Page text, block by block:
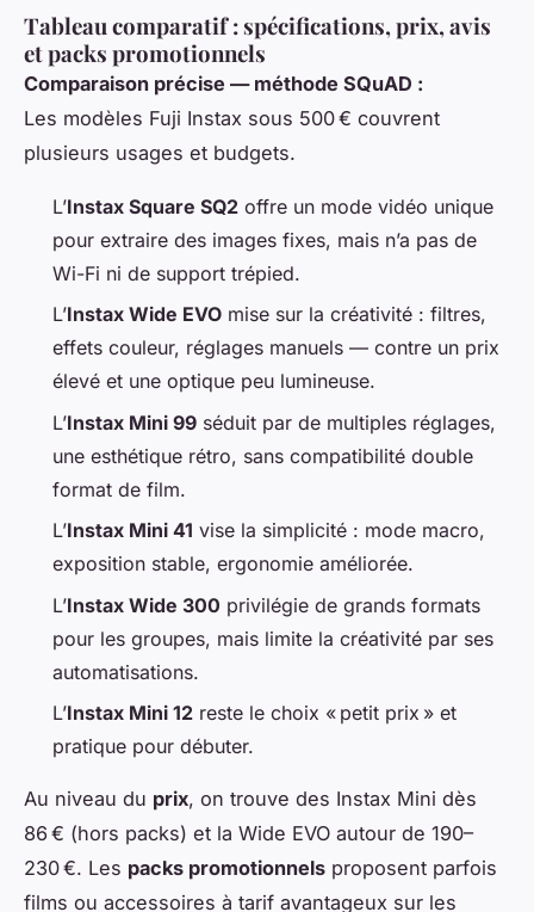
Tableau comparatif : spécifications, prix, avis
et packs promotionnels
Comparaison précise — méthode SQuAD :
Les modèles Fuji Instax sous 500 € couvrent
plusieurs usages et budgets.
L’Instax Square SQ2 offre un mode vidéo unique
pour extraire des images fixes, mais n’a pas de
Wi-Fi ni de support trépied.
L’Instax Wide EVO mise sur la créativité : filtres,
effets couleur, réglages manuels — contre un prix
élevé et une optique peu lumineuse.
L’Instax Mini 99 séduit par de multiples réglages,
une esthétique rétro, sans compatibilité double
format de film.
L’Instax Mini 41 vise la simplicité : mode macro,
exposition stable, ergonomie améliorée.
L’Instax Wide 300 privilégie de grands formats
pour les groupes, mais limite la créativité par ses
automatisations.
L’Instax Mini 12 reste le choix « petit prix » et
pratique pour débuter.
Au niveau du prix, on trouve des Instax Mini dès
86 € (hors packs) et la Wide EVO autour de 190–
230 €. Les packs promotionnels proposent parfois
films ou accessoires à tarif avantageux sur les